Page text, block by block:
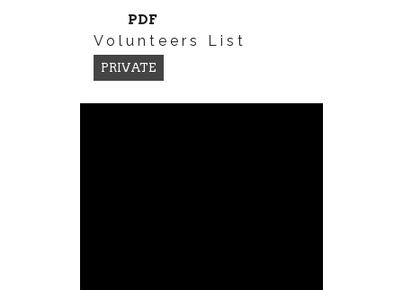
PDF
Volunteers List
PRIVATE